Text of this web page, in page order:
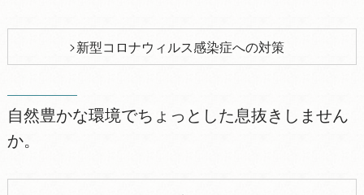
新型コロナウィルス感染症への対策
自然豊かな環境でちょっとした息抜きしません
か。